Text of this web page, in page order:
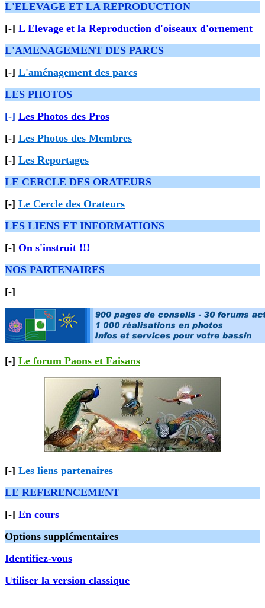
L'ELEVAGE ET LA REPRODUCTION
[-] L Elevage et la Reproduction d'oiseaux d'ornement
L'AMENAGEMENT DES PARCS
[-] L'aménagement des parcs
LES PHOTOS
[-] Les Photos des Pros
[-] Les Photos des Membres
[-] Les Reportages
LE CERCLE DES ORATEURS
[-] Le Cercle des Orateurs
LES LIENS ET INFORMATIONS
[-] On s'instruit !!!
NOS PARTENAIRES
[-]
[-] Le forum Paons et Faisans
[-] Les liens partenaires
LE REFERENCEMENT
[-] En cours
Options supplémentaires
Identifiez-vous
Utiliser la version classique